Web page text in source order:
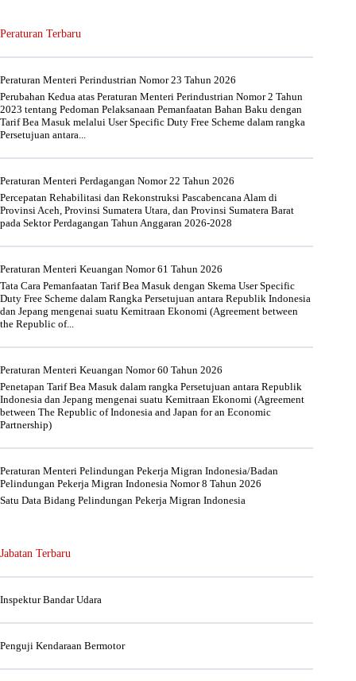
Peraturan Terbaru
Peraturan Menteri Perindustrian Nomor 23 Tahun 2026
Perubahan Kedua atas Peraturan Menteri Perindustrian Nomor 2 Tahun
2023 tentang Pedoman Pelaksanaan Pemanfaatan Bahan Baku dengan
Tarif Bea Masuk melalui User Specific Duty Free Scheme dalam rangka
Persetujuan antara...
Peraturan Menteri Perdagangan Nomor 22 Tahun 2026
Percepatan Rehabilitasi dan Rekonstruksi Pascabencana Alam di
Provinsi Aceh, Provinsi Sumatera Utara, dan Provinsi Sumatera Barat
pada Sektor Perdagangan Tahun Anggaran 2026-2028
Peraturan Menteri Keuangan Nomor 61 Tahun 2026
Tata Cara Pemanfaatan Tarif Bea Masuk dengan Skema User Specific
Duty Free Scheme dalam Rangka Persetujuan antara Republik Indonesia
dan Jepang mengenai suatu Kemitraan Ekonomi (Agreement between
the Republic of...
Peraturan Menteri Keuangan Nomor 60 Tahun 2026
Penetapan Tarif Bea Masuk dalam rangka Persetujuan antara Republik
Indonesia dan Jepang mengenai suatu Kemitraan Ekonomi (Agreement
between The Republic of Indonesia and Japan for an Economic
Partnership)
Peraturan Menteri Pelindungan Pekerja Migran Indonesia/Badan
Pelindungan Pekerja Migran Indonesia Nomor 8 Tahun 2026
Satu Data Bidang Pelindungan Pekerja Migran Indonesia
Jabatan Terbaru
Inspektur Bandar Udara
Penguji Kendaraan Bermotor